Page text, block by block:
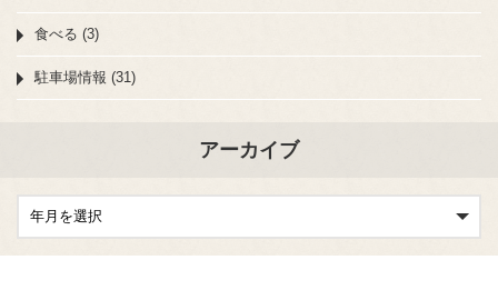
食べる (3)
駐車場情報 (31)
アーカイブ